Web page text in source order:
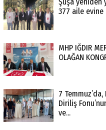
377 aile evine
MHP IĞDIR
OLAĞAN
7
Diriliş
ve...